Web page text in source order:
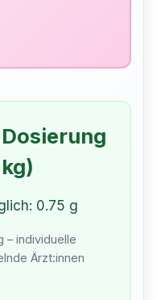
0.75 g
– individuelle
Ärzt:innen